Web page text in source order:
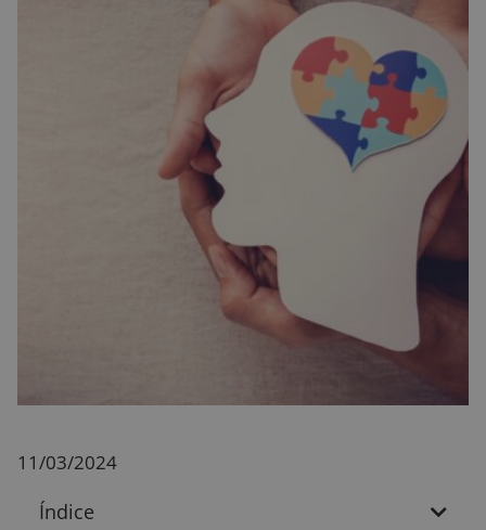
11/03/2024
Índice